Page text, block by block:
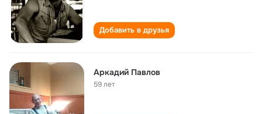
Добавить в друзья
Аркадий Павлов
59 лет